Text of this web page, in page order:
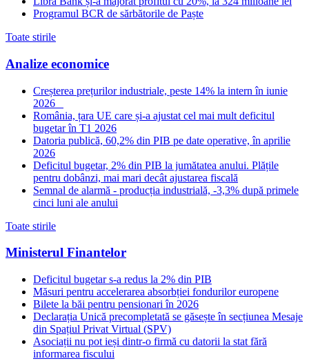
Programul BCR de sărbătorile de Paște
Toate stirile
Analize economice
Creșterea prețurilor industriale, peste 14% la intern în iunie
2026
România, țara UE care și-a ajustat cel mai mult deficitul
bugetar în T1 2026
Datoria publică, 60,2% din PIB pe date operative, în aprilie
2026
Deficitul bugetar, 2% din PIB la jumătatea anului. Plățile
pentru dobânzi, mai mari decât ajustarea fiscală
Semnal de alarmă - producția industrială, -3,3% după primele
cinci luni ale anului
Toate stirile
Ministerul Finantelor
Deficitul bugetar s-a redus la 2% din PIB
Măsuri pentru accelerarea absorbției fondurilor europene
Bilete la băi pentru pensionari în 2026
Declarația Unică precompletată se găsește în secțiunea Mesaje
din Spațiul Privat Virtual (SPV)
Asociații nu pot ieși dintr-o firmă cu datorii la stat fără
informarea fiscului